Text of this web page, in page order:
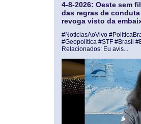
4-8-2026: Oeste sem
das regras de
revoga visto da
#NoticiasAoVivo
#Geopolitica #STF #Brasil
Relacionados: Eu avis...